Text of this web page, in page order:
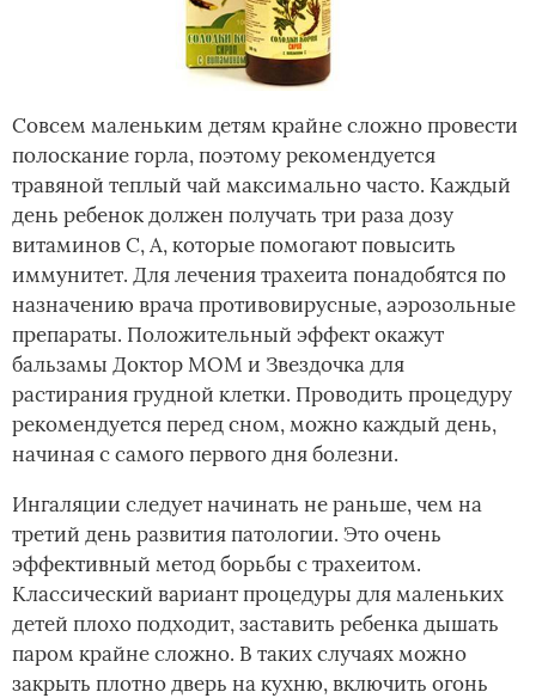
Совсем маленьким детям крайне сложно провести
полоскание горла, поэтому рекомендуется
травяной теплый чай максимально часто. Каждый
день ребенок должен получать три раза дозу
витаминов С, А, которые помогают повысить
иммунитет. Для лечения трахеита понадобятся по
назначению врача противовирусные, аэрозольные
препараты. Положительный эффект окажут
бальзамы Доктор МОМ и Звездочка для
растирания грудной клетки. Проводить процедуру
рекомендуется перед сном, можно каждый день,
начиная с самого первого дня болезни.
Ингаляции следует начинать не раньше, чем на
третий день развития патологии. Это очень
эффективный метод борьбы с трахеитом.
Классический вариант процедуры для маленьких
детей плохо подходит, заставить ребенка дышать
паром крайне сложно. В таких случаях можно
закрыть плотно дверь на кухню, включить огонь